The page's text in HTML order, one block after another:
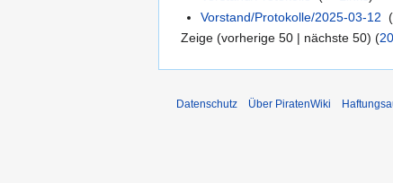
Vorstand/Protokolle/2025-03-12 ‎(
Zeige (vorherige 50 | nächste 50) (20
Datenschutz Über PiratenWiki